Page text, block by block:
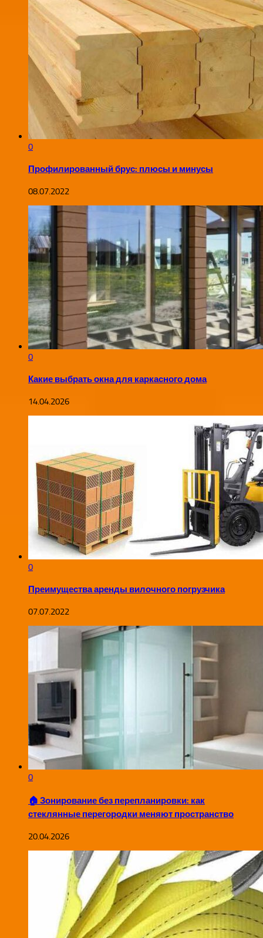
0
Профилированный брус: плюсы и минусы
08.07.2022
0
Какие выбрать окна для каркасного дома
14.04.2026
0
Преимущества аренды вилочного погрузчика
07.07.2022
0
🏠 Зонирование без перепланировки: как
стеклянные перегородки меняют пространство
20.04.2026